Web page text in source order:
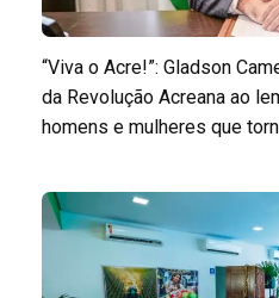
“Viva o Acre!”: Gladson
da Revolução Acreana ao
homens e mulheres que